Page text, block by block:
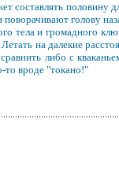
составлять половину
голову
и громадного
на далекие
либо с
то вроде "токано!"